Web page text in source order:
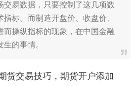
交易数据，只要控制了这几项数
标。而制造开盘价、收盘价、
而操纵指标的现象，在中国金融
的事情。
货交易技巧，期货开户添加